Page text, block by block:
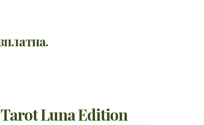
Luna Edition